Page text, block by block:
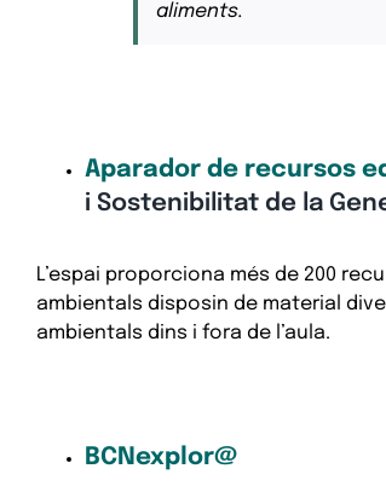
aliments.
Aparador de recursos
i Sostenibilitat de la
L’espai proporciona més de 200
ambientals disposin de material
ambientals dins i fora de l’aula.
BCNexplor@